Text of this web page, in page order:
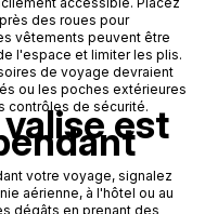
des roues pour
vêtements peuvent être
l'espace et limiter les plis.
de voyage devraient
ou les poches extérieures
contrôles de sécurité.
est
votre voyage, signalez
aérienne, à l'hôtel ou au
dégâts en prenant des